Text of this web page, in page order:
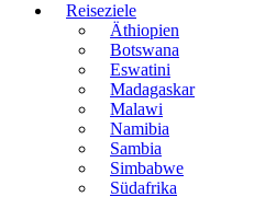
Reiseziele
Äthiopien
Botswana
Eswatini
Madagaskar
Malawi
Namibia
Sambia
Simbabwe
Südafrika